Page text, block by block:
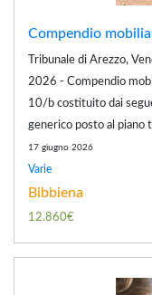
Compendio
Tribunale di Arezzo,
2026 - Compendio
10/b costituito dai
generico posto al piano
17 giugno 2026
Varie
Bibbiena
12.860€